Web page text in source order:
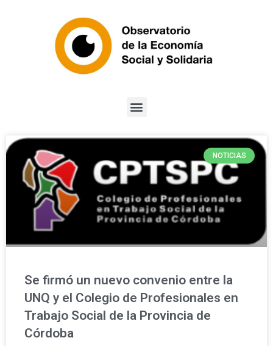
NOTICIAS
Se firmó un nuevo convenio entre la
UNQ y el Colegio de Profesionales en
Trabajo Social de la Provincia de
Córdoba